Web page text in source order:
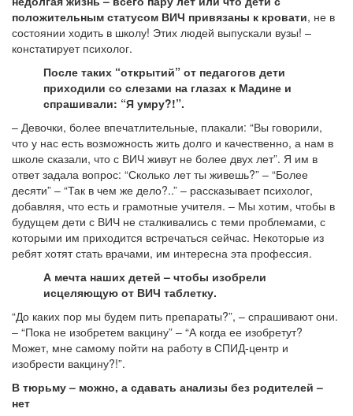
положительным статусом ВИЧ привязаны к кровати, не в
состоянии ходить в школу! Этих людей выпускали вузы! –
констатирует психолог.
После таких “открытий” от педагогов дети
приходили со слезами на глазах к Мадине и
спрашивали: “Я умру?!”.
– Девочки, более впечатлительные, плакали: “Вы говорили,
что у нас есть возможность жить долго и качественно, а нам в
школе сказали, что с ВИЧ живут не более двух лет”. Я им в
ответ задала вопрос: “Сколько лет ты живешь?” – “Более
десяти” – “Так в чем же дело?..” – рассказывает психолог,
добавляя, что есть и грамотные учителя. – Мы хотим, чтобы в
будущем дети с ВИЧ не сталкивались с теми проблемами, с
которыми им приходится встречаться сейчас. Некоторые из
ребят хотят стать врачами, им интересна эта профессия.
А мечта наших детей – чтобы изобрели
исцеляющую от ВИЧ таблетку.
“До каких пор мы будем пить препараты?”, – спрашивают они.
– “Пока не изобретем вакцину” – “А когда ее изобретут?
Может, мне самому пойти на работу в СПИД-центр и
изобрести вакцину?!”.
В тюрьму – можно, а сдавать анализы без родителей –
нет